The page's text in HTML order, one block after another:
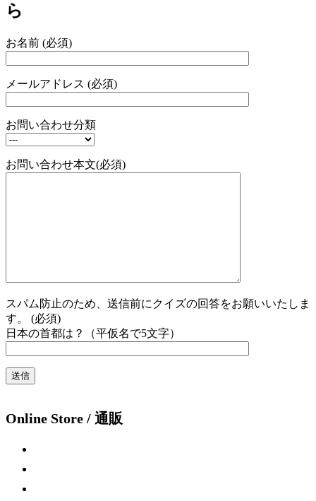
ら
お名前 (必須)
メールアドレス (必須)
お問い合わせ分類
お問い合わせ本文(必須)
スパム防止のため、送信前にクイズの回答をお願いいたしま
す。 (必須)
日本の首都は？（平仮名で5文字）
Online Store / 通販